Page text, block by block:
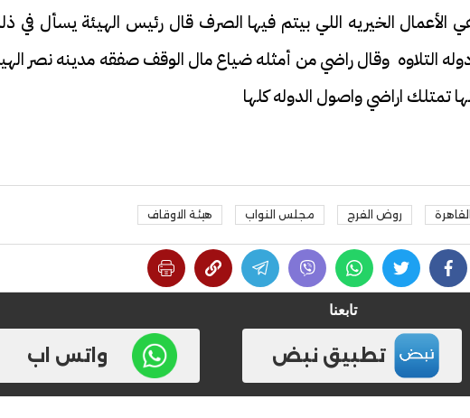
الأعمال الخيريه اللي بيتم فيها الصرف قال رئيس الهيئة يسأل في
دوله التلاوه وقال راضي من أمثله ضياع مال الوقف صفقه مدينه نصر
تمتلك اراضي واصول الدوله كلها
روض الفرج مجلس النواب هيئة الاوقاف
تابعنا
تطبيق نبض واتس اب
أكبر صرح ديني في القوصية..
جنيه
ابني بطل وفخورة بيه.. أول ظهور
عماد سائق التريلا مع والدته بعد
تصدره التريند| فيديو